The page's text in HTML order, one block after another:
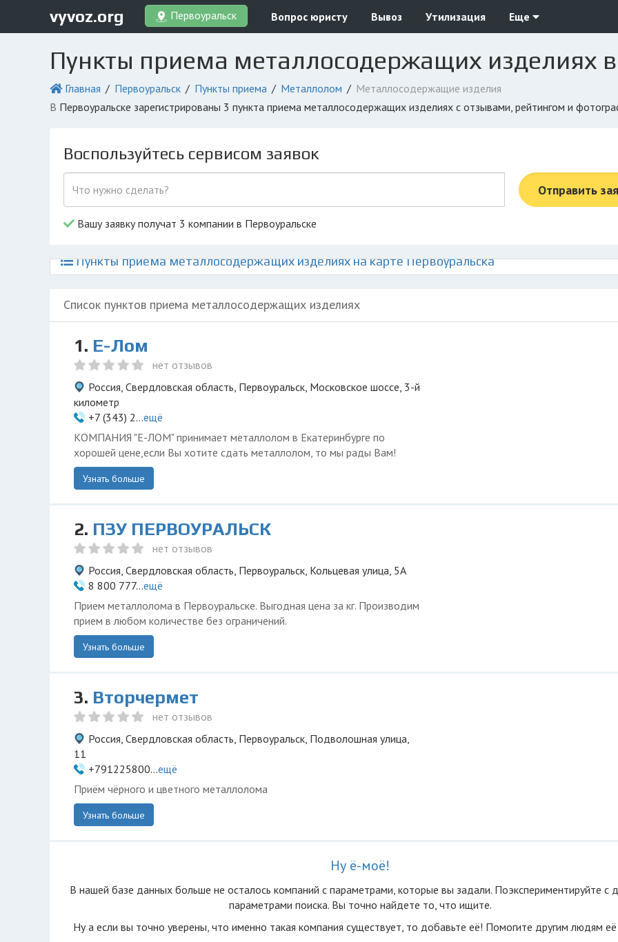
vyvoz.org Первоуральск Вопрос юристу Вывоз Утилизация Еще
Пункты приема металлосодержащих изделиях
Главная Первоуральск Пункты приема Металлолом
Металлосодержащие изделия
в Первоуральске зарегистрированы 3 пункта приема металлосодержащих изделиях с отзывами, рейтингом и
Воспользуйтесь сервисом заявок
Отправить
Вашу заявку получат 3 компании в Первоуральске
Пункты приема металлосодержащих изделиях на карте Первоуральска
Список пунктов приема металлосодержащих изделиях
1. Е-Лом
нет отзывов
Россия, Свердловская область, Первоуральск, Московское шоссе, 3-й
километр
+7 (343) 2...ещё
КОМПАНИЯ "Е-ЛОМ" принимает металлолом в Екатеринбурге по
хорошей цене,если Вы хотите сдать металлолом, то мы рады Вам!
Узнать больше
2. ПЗУ ПЕРВОУРАЛЬСК
нет отзывов
Россия, Свердловская область, Первоуральск, Кольцевая улица, 5А
8 800 777...ещё
Прием металлолома в Первоуральске. Выгодная цена за кг. Производим
прием в любом количестве без ограничений.
Узнать больше
3. Вторчермет
нет отзывов
Россия, Свердловская область, Первоуральск, Подволошная улица,
11
+791225800...ещё
Приём чёрного и цветного металлолома
Узнать больше
Ну ё-моё!
В нашей базе данных больше не осталоcь компаний с параметрами, которые вы задали. Поэкспериментируйте с
параметрами поиска. Вы точно найдете то, что ищите.
Ну а если вы точно уверены, что именно такая компания существует, то добавьте её! Помогите другим людям